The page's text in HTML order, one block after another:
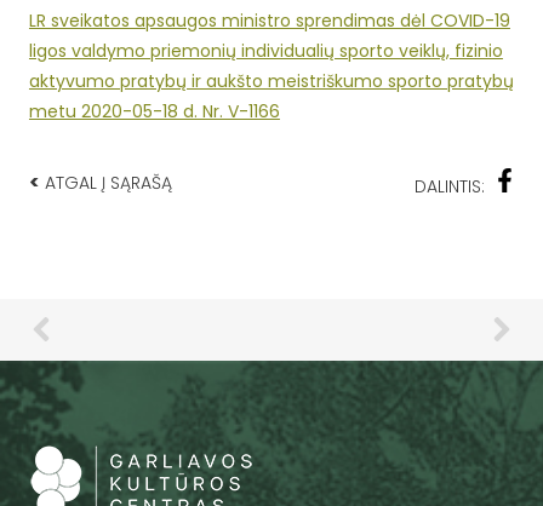
LR sveikatos apsaugos ministro sprendimas dėl COVID-19
ligos valdymo priemonių individualių sporto veiklų, fizinio
aktyvumo pratybų ir aukšto meistriškumo sporto pratybų
metu 2020-05-18 d. Nr. V-1166
< ATGAL Į SĄRAŠĄ DALINTIS: